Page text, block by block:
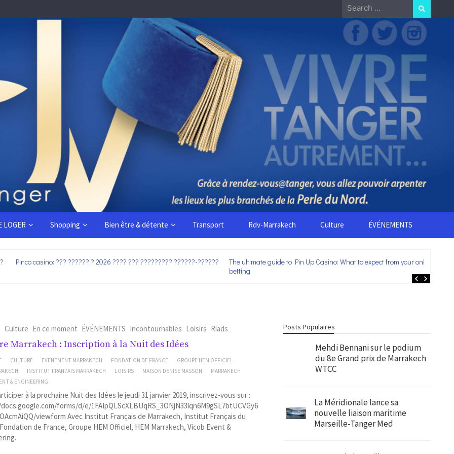
Search
for:
LOGER Shopping Bien être & détente Transport Rdv-Marrakech Culture ÉVÉNEMENTS
Pinco casino: ??? ?????? ? 2026 ???? ??? ????????? ??????-??????
The ultimate guide to Pin Up Casino: What to expect from your online
betting
Culture En ce moment ÉVÉNEMENTS Incontournables Loisirs Riads
Marrakech : Inscription à la Nuit des Idées
CULTURE EVENEMENT MARRAKECH FONDATION DE FRANCE
GROUPE HEM OFFICIEL
INSTITUT FRAN?AIS MARRAKECH LOISIRS MAISON DENISE MASSON
MARRAKECH
& ENGINEERING.
à la prochaine Nuit des Idées le jeudi 31 janvier 2019, inscrivez-vous sur :
forms/d/e/1FAIpQLScXLBUqRS_3ONjN33lqn6M9gSL7btUCVGy6
viewform Avec Institut Français de Marrakech, Institut Français du
de France, Groupe HEM Officiel, HEM Marrakech, Vicob Event &
Posts Populaires
Mehdi Bennani sur le podium
du 8e Grand prix de Marrakech
WTCC
La Méridionale lance sa
nouvelle liaison maritime
Marseille-Tanger Med